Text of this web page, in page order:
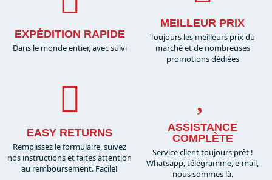
EXPÉDITION RAPIDE
Dans le monde entier, avec suivi
MEILLEUR PRIX
Toujours les meilleurs prix du
marché et de nombreuses
promotions dédiées
EASY RETURNS
Remplissez le formulaire, suivez
nos instructions et faites attention
au remboursement. Facile!
ASSISTANCE
COMPLÈTE
Service client toujours prêt !
Whatsapp, télégramme, e-mail,
nous sommes là.​